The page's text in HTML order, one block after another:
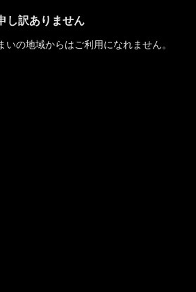
し訳ありません
いの地域からはご利用になれません。